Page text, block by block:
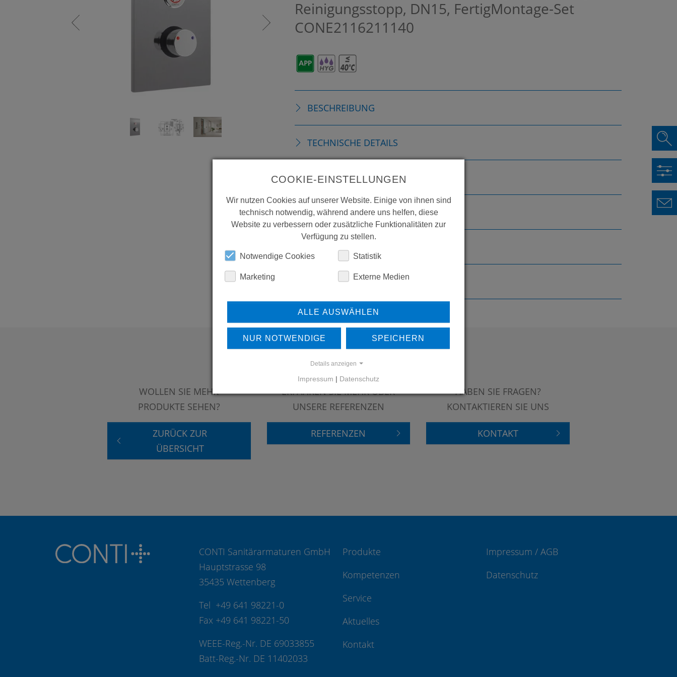
Reinigungsstopp, DN15, FertigMontage-Set
CONE2116211140
BESCHREIBUNG
TECHNISCHE DETAILS
ZUBEHÖR
VERBRAUCHSMATERIALIEN
ERSATZTEILE
DOWNLOADS
WOLLEN SIE MEHR
PRODUKTE SEHEN?
ZURÜCK ZUR
ÜBERSICHT
ERFAHREN SIE MEHR ÜBER
UNSERE REFERENZEN
REFERENZEN
HABEN SIE FRAGEN?
KONTAKTIEREN SIE UNS
KONTAKT
CONTI Sanitärarmaturen GmbH
Hauptstrasse 98
35435 Wettenberg
Tel +49 641 98221-0
Fax +49 641 98221-50
WEEE-Reg.-Nr. DE 69033855
Batt-Reg.-Nr. DE 11402033
Produkte
Kompetenzen
Service
Aktuelles
Kontakt
Impressum / AGB
Datenschutz
COOKIE-EINSTELLUNGEN
Wir nutzen Cookies auf unserer Website. Einige von ihnen sind
technisch notwendig, während andere uns helfen, diese
Website zu verbessern oder zusätzliche Funktionalitäten zur
Verfügung zu stellen.
Notwendige Cookies Statistik
Marketing Externe Medien
ALLE AUSWÄHLEN
NUR NOTWENDIGE SPEICHERN
Details anzeigen
Impressum | Datenschutz